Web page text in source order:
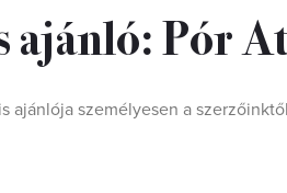
Pór
ajánlója személyesen a